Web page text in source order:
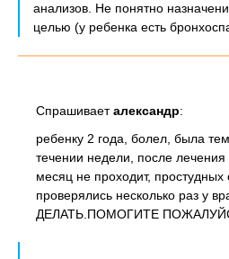
анализов. Не понятно
целью (у ребенка есть
Спрашиваеталександр:
ребенку 2 года, болел, была
течении недели, после
месяц не проходит, простудных
проверялись несколько раз у
ДЕЛАТЬ.ПОМОГИТЕ